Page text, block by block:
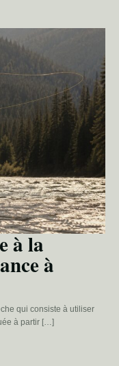
à la
à
qui consiste à utiliser
à partir […]